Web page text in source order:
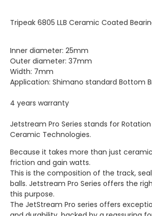
Tripeak 6805 LLB Ceramic Coated
Inner diameter: 25mm
Outer diameter: 37mm
Width: 7mm
Application: Shimano standard Bottom
4 years warranty
Jetstream Pro Series stands for
Ceramic Technologies.
Because it takes more than just
friction and gain watts.
This is the composition of the track,
balls. Jetstream Pro Series offers the
this purpose.
The JetStream Pro series offers